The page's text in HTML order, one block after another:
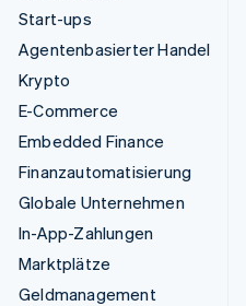
Start-ups
Agentenbasierter Handel
Krypto
E-Commerce
Embedded Finance
Finanzautomatisierung
Globale Unternehmen
In-App-Zahlungen
Marktplätze
Geldmanagement